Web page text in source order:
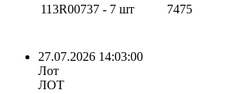
113R00737 - 7 шт
7475
27.07.2026 14:03:00
Лот
ЛОТ